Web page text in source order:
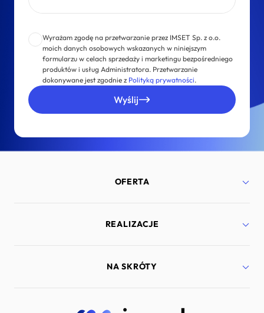
Wyrażam zgodę na przetwarzanie przez IMSET Sp. z o.o.
moich danych osobowych wskazanych w niniejszym
formularzu w celach sprzedaży i marketingu bezpośredniego
produktów i usług Administratora. Przetwarzanie
dokonywane jest zgodnie z Polityką prywatności.
Wyślij
OFERTA
Strony internetowe
Marketing internetowy
Zarządzanie projektami IT
REALIZACJE
Port Lotniczy Gdańsk
Diabetyk24
NA SKRÓTY
Kariera